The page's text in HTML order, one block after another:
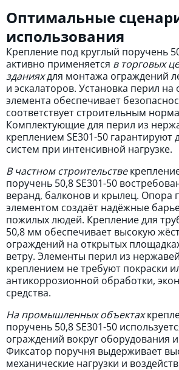
Оптимальные
использования
Крепление под круглый поручень
активно применяется в торговых
зданияхдля монтажа ограждений
и эскалаторов. Установка перил на
элемента обеспечивает
соответствует строительным
Комплектующие для перил из
креплением SE301-50 гарантируют
систем при интенсивной нагрузке.
В частном строительстве
поручень 50,8 SE301-50
веранд, балконов и крылец. Опора
элементом создаёт надёжные
пожилых людей. Крепление для
50,8 мм обеспечивает высокую
ограждений на открытых
ветру. Элементы перил из
креплением не требуют покраски
антикоррозионной обработки,
средства.
На промышленных объектах
поручень 50,8 SE301-50
ограждений вокруг оборудования
Фиксатор поручня выдерживает
механические нагрузки и